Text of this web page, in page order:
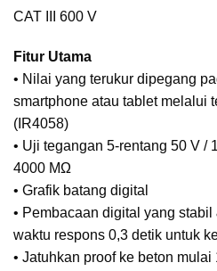
CAT III 600 V
Fitur Utama
• Nilai yang terukur dipegang
smartphone atau tablet melalui
(IR4058)
• Uji tegangan 5-rentang 50 V /
4000 MΩ
• Grafik batang digital
• Pembacaan digital yang
waktu respons 0,3 detik untuk
• Jatuhkan proof ke beton mulai